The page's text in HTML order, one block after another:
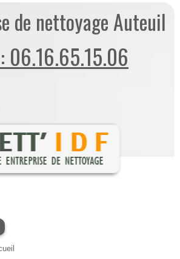
de nettoyage Auteuil
06.16.65.15.06